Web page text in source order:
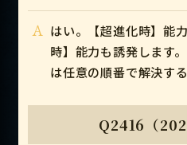
A はい。【超進化時】能
時】能力も誘発します
は任意の順番で解決す
Q2416（